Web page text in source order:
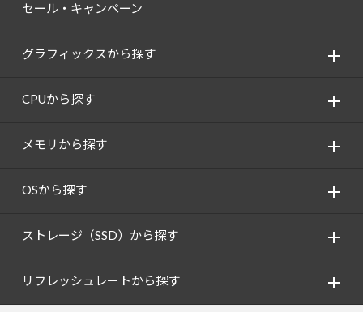
セール・キャンペーン
グラフィックスから探す
CPUから探す
メモリから探す
OSから探す
ストレージ（SSD）から探す
リフレッシュレートから探す